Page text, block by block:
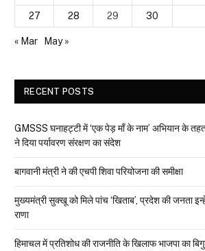
27
28 29 30
« Mar May »
RECENT POSTS
GMSSS घनाहट्टी में ‘एक पेड़ माँ के नाम’ अभियान के तहत
ने दिया पर्यावरण संरक्षण का संदेश
बागवानी मंत्री ने की एचपी शिवा परियोजना की समीक्षा
मुख्यमंत्री सुक्खू को मिले पांच ‘खिताब’, प्रदेश की जनता
राणा
हिमाचल में प्रतिशोध की राजनीति के खिलाफ भाजपा का